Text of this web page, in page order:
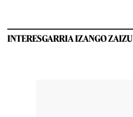
INTERESGARRIA IZANGO ZAIZU